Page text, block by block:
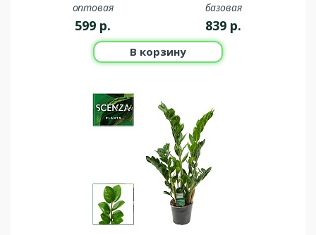
оптовая
599 р.
базовая
839 р.
В корзину